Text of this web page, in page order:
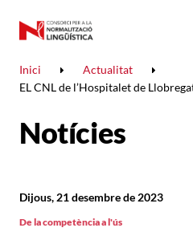
Inici
Actualitat
EL CNL de l’Hospitalet de
Notícies
Dijous, 21 desembre de 2023
De la competència a l'ús